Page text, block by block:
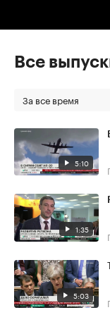
Все
За все время
5:10
1:35
5:03